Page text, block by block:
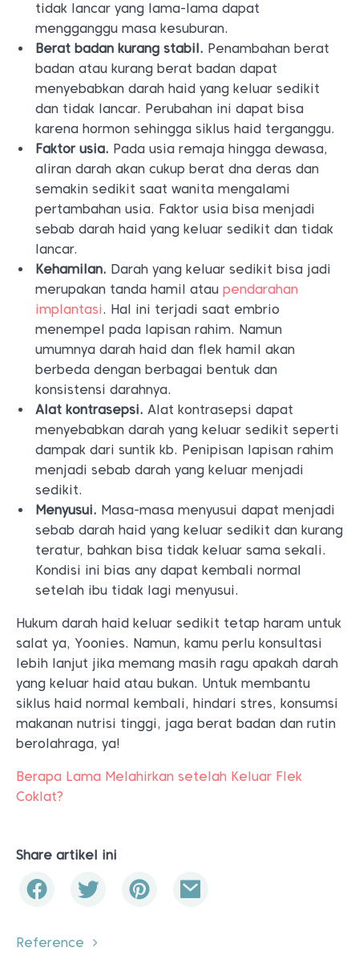
tidak lancar yang lama-lama dapat
mengganggu masa kesuburan.
Berat badan kurang stabil. Penambahan berat
badan atau kurang berat badan dapat
menyebabkan darah haid yang keluar sedikit
dan tidak lancar. Perubahan ini dapat bisa
karena hormon sehingga siklus haid terganggu.
Faktor usia. Pada usia remaja hingga dewasa,
aliran darah akan cukup berat dna deras dan
semakin sedikit saat wanita mengalami
pertambahan usia. Faktor usia bisa menjadi
sebab darah haid yang keluar sedikit dan tidak
lancar.
Kehamilan. Darah yang keluar sedikit bisa jadi
merupakan tanda hamil atau pendarahan
implantasi. Hal ini terjadi saat embrio
menempel pada lapisan rahim. Namun
umumnya darah haid dan flek hamil akan
berbeda dengan berbagai bentuk dan
konsistensi darahnya.
Alat kontrasepsi. Alat kontrasepsi dapat
menyebabkan darah yang keluar sedikit seperti
dampak dari suntik kb. Penipisan lapisan rahim
menjadi sebab darah yang keluar menjadi
sedikit.
Menyusui. Masa-masa menyusui dapat menjadi
sebab darah haid yang keluar sedikit dan kurang
teratur, bahkan bisa tidak keluar sama sekali.
Kondisi ini bias any dapat kembali normal
setelah ibu tidak lagi menyusui.
Hukum darah haid keluar sedikit tetap haram untuk
salat ya, Yoonies. Namun, kamu perlu konsultasi
lebih lanjut jika memang masih ragu apakah darah
yang keluar haid atau bukan. Untuk membantu
siklus haid normal kembali, hindari stres, konsumsi
makanan nutrisi tinggi, jaga berat badan dan rutin
berolahraga, ya!
Berapa Lama Melahirkan setelah Keluar Flek
Coklat?
Share artikel ini
Reference